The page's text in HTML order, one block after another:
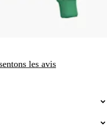
les avis